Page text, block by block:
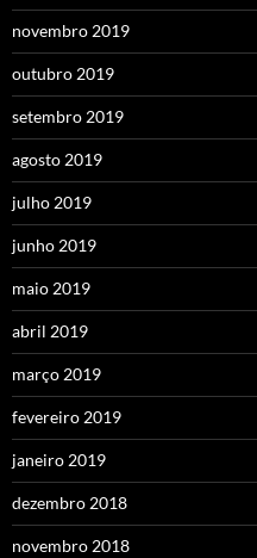
novembro 2019
outubro 2019
setembro 2019
agosto 2019
julho 2019
junho 2019
maio 2019
abril 2019
março 2019
fevereiro 2019
janeiro 2019
dezembro 2018
novembro 2018